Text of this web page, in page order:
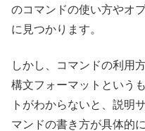
のコマンドの使い方やオ
に見つかります。
しかし、コマンドの利用
構文フォーマットという
トがわからないと、説明
マンドの書き方が具体的